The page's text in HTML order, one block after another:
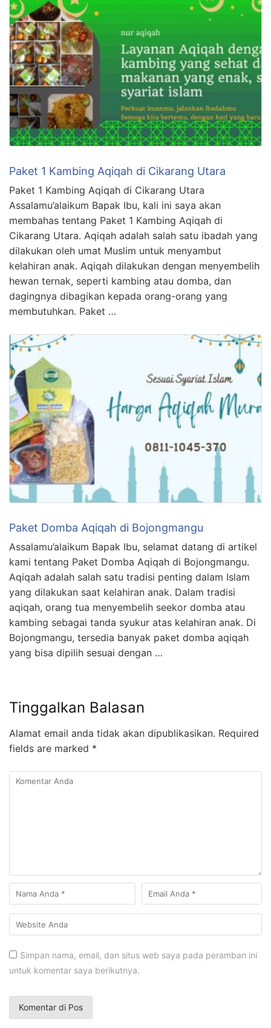
Paket 1 Kambing Aqiqah di Cikarang Utara
Paket 1 Kambing Aqiqah di Cikarang Utara
Assalamu’alaikum Bapak Ibu, kali ini saya akan
membahas tentang Paket 1 Kambing Aqiqah di
Cikarang Utara. Aqiqah adalah salah satu ibadah yang
dilakukan oleh umat Muslim untuk menyambut
kelahiran anak. Aqiqah dilakukan dengan menyembelih
hewan ternak, seperti kambing atau domba, dan
dagingnya dibagikan kepada orang-orang yang
membutuhkan. Paket …
Paket Domba Aqiqah di Bojongmangu
Assalamu’alaikum Bapak Ibu, selamat datang di artikel
kami tentang Paket Domba Aqiqah di Bojongmangu.
Aqiqah adalah salah satu tradisi penting dalam Islam
yang dilakukan saat kelahiran anak. Dalam tradisi
aqiqah, orang tua menyembelih seekor domba atau
kambing sebagai tanda syukur atas kelahiran anak. Di
Bojongmangu, tersedia banyak paket domba aqiqah
yang bisa dipilih sesuai dengan …
Tinggalkan Balasan
Alamat email anda tidak akan dipublikasikan. Required
fields are marked *
Simpan nama, email, dan situs web saya pada peramban ini
untuk komentar saya berikutnya.